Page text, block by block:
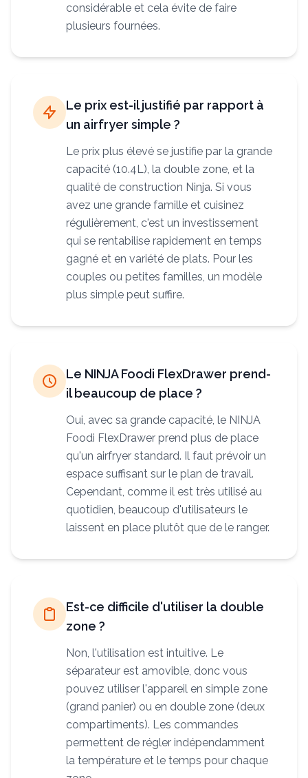
considérable et cela évite de faire
plusieurs fournées.
Le prix est-il justifié par rapport à
un airfryer simple ?
Le prix plus élevé se justifie par la grande
capacité (10.4L), la double zone, et la
qualité de construction Ninja. Si vous
avez une grande famille et cuisinez
régulièrement, c'est un investissement
qui se rentabilise rapidement en temps
gagné et en variété de plats. Pour les
couples ou petites familles, un modèle
plus simple peut suffire.
Le NINJA Foodi FlexDrawer prend-
il beaucoup de place ?
Oui, avec sa grande capacité, le NINJA
Foodi FlexDrawer prend plus de place
qu'un airfryer standard. Il faut prévoir un
espace suffisant sur le plan de travail.
Cependant, comme il est très utilisé au
quotidien, beaucoup d'utilisateurs le
laissent en place plutôt que de le ranger.
Est-ce difficile d'utiliser la double
zone ?
Non, l'utilisation est intuitive. Le
séparateur est amovible, donc vous
pouvez utiliser l'appareil en simple zone
(grand panier) ou en double zone (deux
compartiments). Les commandes
permettent de régler indépendamment
la température et le temps pour chaque